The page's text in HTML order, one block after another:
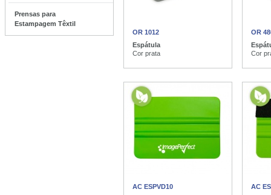
Prensas para
Estampagem Têxtil
OR 1012
Espátula
Cor prata
OR
Cor
AC ESPVD10
AC